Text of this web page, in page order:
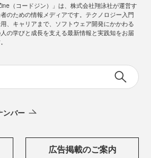
（コードジン）」は、株式会社翔泳社が運営す
のための情報メディアです。テクノロジー入門
、キャリアまで、ソフトウェア開発にかかわる
の学びと成長を支える最新情報と実践知をお届
ンバー
広告掲載のご案内